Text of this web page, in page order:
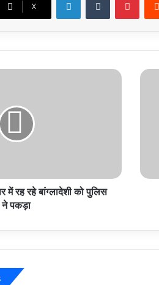
X
में रह रहे बांग्लादेशी को पुलिस
ने पकड़ा
ऋषिकेश